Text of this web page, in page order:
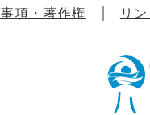
項・著作権 リ